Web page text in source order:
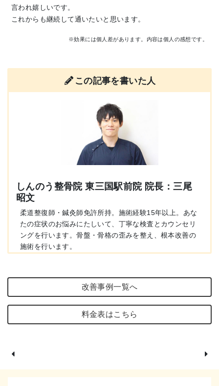
言われ嬉しいです。
これからも継続して通いたいと思います。
※効果には個人差があります。内容は個人の感想です。
この記事を書いた人
しんのう整骨院 東三国駅前院 院長：三尾
昭文
柔道整復師・鍼灸師免許所持。施術経験15年以上。あな
たの症状のお悩みにたしいて、丁寧な検査とカウンセリ
ングを行います。骨盤・骨格の歪みを整え、根本改善の
施術を行います。
改善事例一覧へ
料金表はこちら